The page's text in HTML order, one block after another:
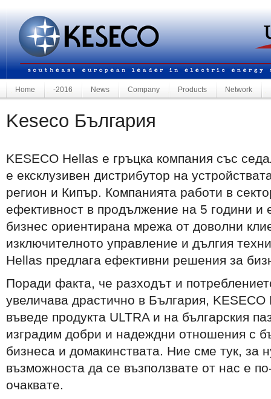
Home -2016 News Company Products Network
Keseco България
KESECO Hellas е гръцка компания със
е ексклузивен дистрибутор на
регион и Кипър. Компанията работи в
ефективност в продължение на 5 години и
бизнес ориентирана мрежа от доволни
изключителното управление и дългия
Hellas предлага ефективни решения за
Поради факта, че разходът и
увеличава драстично в България,
въведе продукта ULTRA и на българския
изградим добри и надеждни отношения с
бизнеса и домакинствата. Ние сме тук, за
възможноста да се възползвате от нас е
очаквате.